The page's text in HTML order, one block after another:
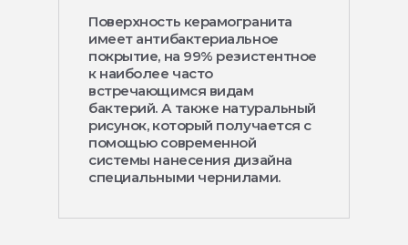
Поверхность керамогранита
имеет антибактериальное
покрытие, на 99% резистентное
к наиболее часто
встречающимся видам
бактерий. А также натуральный
рисунок, который получается с
помощью современной
системы нанесения дизайна
специальными чернилами.